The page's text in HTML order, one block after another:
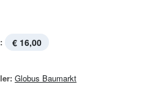
€ 16,00
Globus Baumarkt